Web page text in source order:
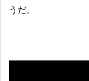
うだ。